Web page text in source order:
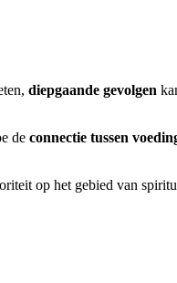
diepgaande gevolgen
de connectie tussen
op het gebied van